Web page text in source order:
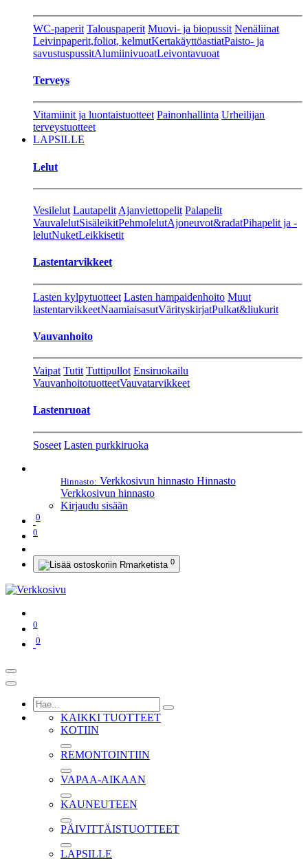
WC-paperit Talouspaperit Muovi- ja biopussit Nenäliinat
Leivinpaperit,foliot, kelmutKertakäyttöastiatPaisto- ja
savustuspussitAlumiinivuoatLeivontavuoat
Terveys
Vitamiinit ja luontaistuotteet Painonhallinta Urheilijan
terveystuotteet
LAPSILLE
Lelut
Vesilelut Lautapelit Ajanviettopelit Palapelit
VauvalelutSisäleikitPehmolelutAjoneuvot&radatPihapelit ja -
lelutNuketLeikkisetit
Lastentarvikkeet
Lasten kylpytuotteet Lasten hampaidenhoito Muut
lastentarvikkeetNaamiaisasutVärityskirjatPulkat&liukurit
Vauvanhoito
Vaipat Tutit Tuttipullot Ensiruokailu
VauvanhoitotuotteetVauvatarvikkeet
Lastenruoat
Soseet Lasten purkkiruoka
Hinnasto: Verkkosivun hinnasto Hinnasto
Verkkosivun hinnasto
Kirjaudu sisään
0
0
0
0
0
KAIKKI TUOTTEET
KOTIIN
REMONTOINTIIN
VAPAA-AIKAAN
KAUNEUTEEN
PÄIVITTÄISTUOTTEET
LAPSILLE